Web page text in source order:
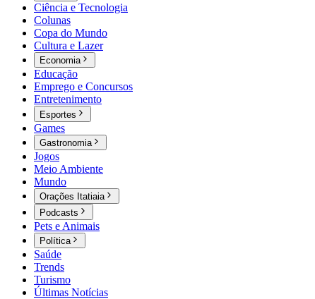
Ciência e Tecnologia
Colunas
Copa do Mundo
Cultura e Lazer
Economia
Educação
Emprego e Concursos
Entretenimento
Esportes
Games
Gastronomia
Jogos
Meio Ambiente
Mundo
Orações Itatiaia
Podcasts
Pets e Animais
Política
Saúde
Trends
Turismo
Últimas Notícias